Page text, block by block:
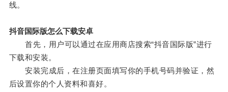
线。
抖音国际版怎么下载安卓
首先，用户可以通过在应用商店搜索“抖音国际版”进行
下载和安装。
安装完成后，在注册页面填写你的手机号码并验证，然
后设置你的个人资料和喜好。